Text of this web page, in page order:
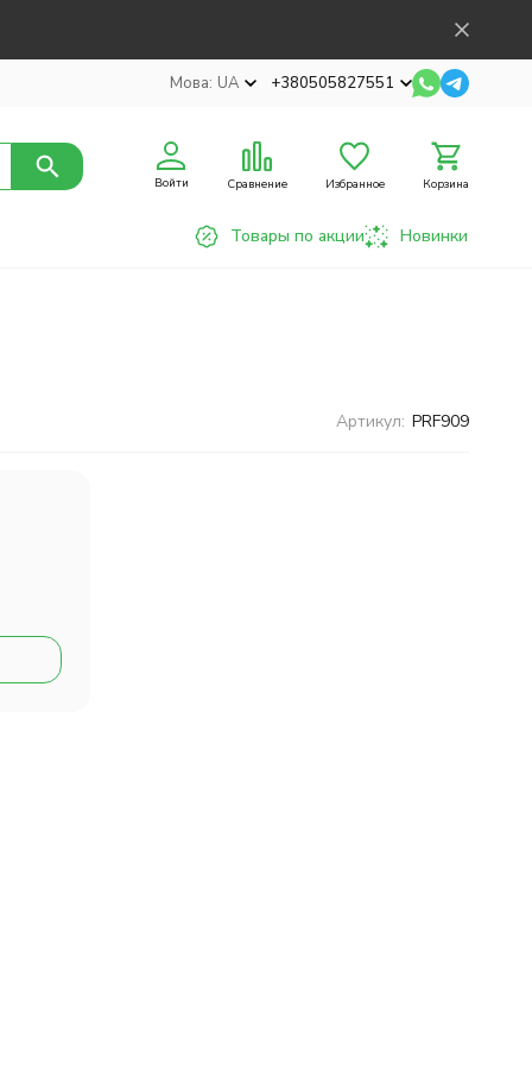
Мова: UA +380505827551
Войти Сравнение Избранное Корзина
Товары по акции Новинки
Артикул: PRF909